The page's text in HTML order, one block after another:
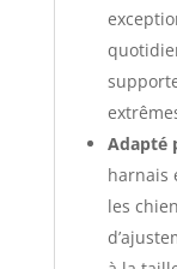
Adapté
harnais
les